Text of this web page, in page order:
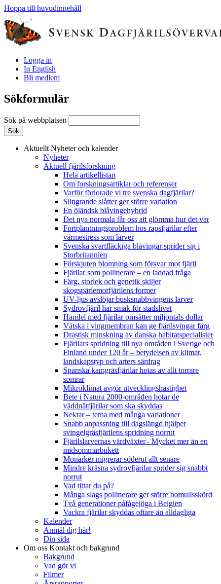
Hoppa till huvudinnehåll
Logga in
In English
Bli medlem
Sökformulär
Sök på webbplatsen
Aktuellt Nyheter och kalender
Nyheter
Aktuell fjärilsforskning
Hela artikellistan
Om forskningsartiklar och referenser
Varför förlorade vi tre svenska dagfjärilar?
Slingrande slåtter ger större variation
En öländsk blåvingehybrid
Det nya normala får oss att glömma hur det var
Fortplantningsproblem hos rapsfjärilar efter
värmestress som larver
Svenska svartfläckiga blåvingar sprider sig i
Storbritannien
Förskjuten blomning som försvar mot fjäril
Fjärilar som pollinerare – en laddad fråga
Färg, storlek och genetik skiljer
skogspärlemorfjärilens former
UV-ljus avslöjar busksnabbvingens larver
Sydrovfjäril har smak för stadslivet
Handel med fjärilar omsätter miljontals dollar
Vätska i vingmembran kan ge fjärilsvingar färg
Drastisk minskning av danska habitatspecialister
Fjärilars spridning till nya områden i Sverige och
Finland under 120 år– betydelsen av klimat,
landskapstyp och arters särdrag
Spanska kamgräsfjärilar hotas av allt torrare
somrar
Mikroklimat avgör utvecklingshastighet
Bete i Natura 2000-områden hotar de
väddnätfjärilar som ska skyddas
Nektar – tema med många variationer
Snabb anpassning till dagslängd hjälper
svingelgräsfjärilens spridning norrut
Fjärilslarvernas värdväxter– Mycket mer än en
midsommarbukett
Monarker migrerar söderut allt senare
Mindre kräsna sydrovfjärilar sprider sig snabbt
norrut
Vad tittar du på?
Många slags pollinerare ger större bomullsskörd
Två generationer påfågelöga i Belgien
Vackra fjärilar skyddas oftare än alldagliga
Kalender
Anmäl dig här!
Din sida
Om oss Kontakt och bakgrund
Bakgrund
Vad gör vi
Filmer